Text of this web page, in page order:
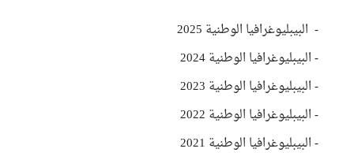
- البيبليوغرافيا الوطنية 2025
- البيبليوغرافيا الوطنية 2024
- البيبليوغرافيا الوطنية 2023
-البيبليوغرافيا الوطنية 2022
- البيبليوغرافيا الوطنية 2021